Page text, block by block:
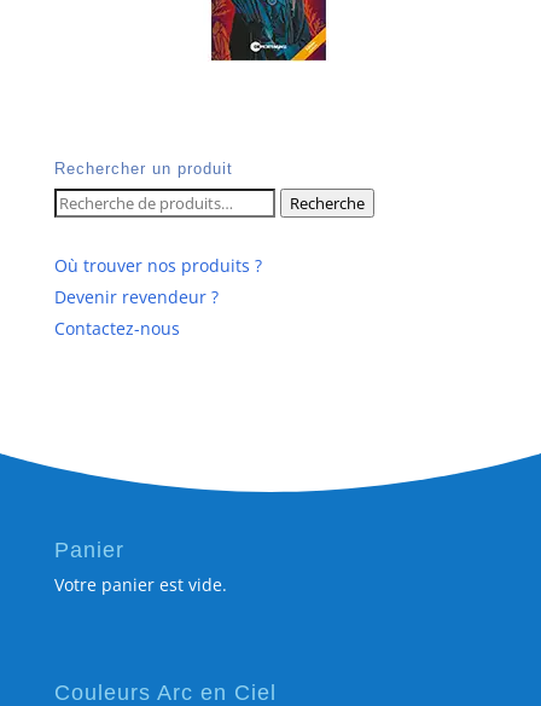
Rechercher un produit
Recherche
pour :
Recherche
Où trouver nos produits ?
Devenir revendeur ?
Contactez-nous
Panier
Votre panier est vide.
Couleurs Arc en Ciel